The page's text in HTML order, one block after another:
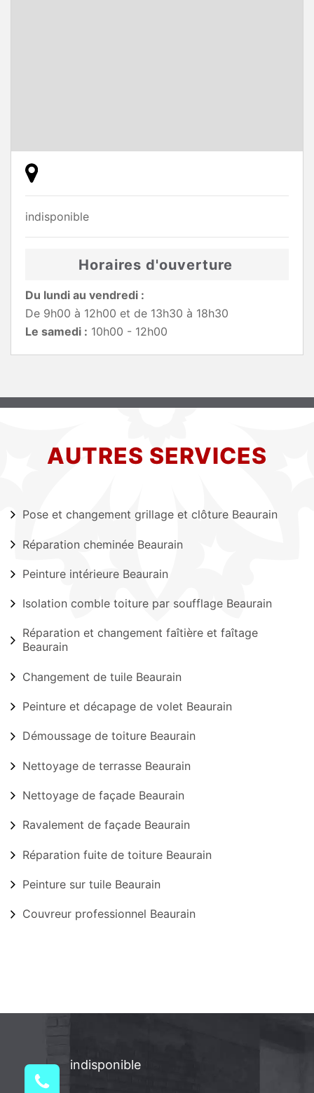
indisponible
Horaires d'ouverture
Du lundi au vendredi :
De 9h00 à 12h00 et de 13h30 à 18h30
Le samedi : 10h00 - 12h00
AUTRES SERVICES
Pose et changement grillage et clôture Beaurain
Réparation cheminée Beaurain
Peinture intérieure Beaurain
Isolation comble toiture par soufflage Beaurain
Réparation et changement faîtière et faîtage
Beaurain
Changement de tuile Beaurain
Peinture et décapage de volet Beaurain
Démoussage de toiture Beaurain
Nettoyage de terrasse Beaurain
Nettoyage de façade Beaurain
Ravalement de façade Beaurain
Réparation fuite de toiture Beaurain
Peinture sur tuile Beaurain
Couvreur professionnel Beaurain
indisponible